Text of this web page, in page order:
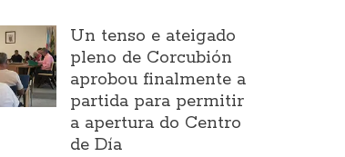
Un tenso e ateigado
pleno de Corcubión
aprobou finalmente a
partida para permitir
a apertura do Centro
de Día